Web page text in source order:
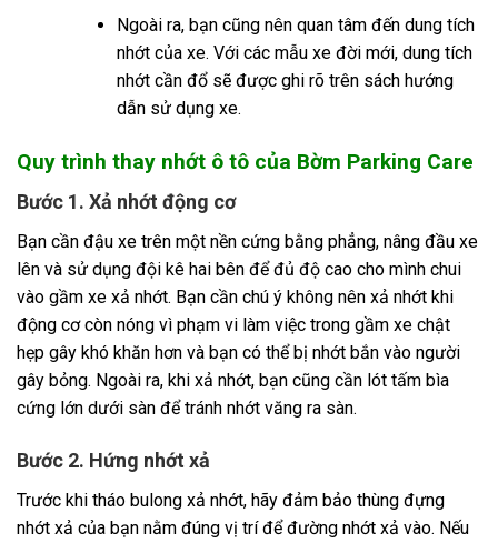
Ngoài ra, bạn cũng nên quan tâm đến dung tích
nhớt của xe. Với các mẫu xe đời mới, dung tích
nhớt cần đổ sẽ được ghi rõ trên sách hướng
dẫn sử dụng xe.
Quy trình thay nhớt ô tô của Bờm Parking Care
Bước 1. Xả nhớt động cơ
Bạn cần đậu xe trên một nền cứng bằng phẳng, nâng đầu xe
lên và sử dụng đội kê hai bên để đủ độ cao cho mình chui
vào gầm xe xả nhớt. Bạn cần chú ý không nên xả nhớt khi
động cơ còn nóng vì phạm vi làm việc trong gầm xe chật
hẹp gây khó khăn hơn và bạn có thể bị nhớt bắn vào người
gây bỏng. Ngoài ra, khi xả nhớt, bạn cũng cần lót tấm bìa
cứng lớn dưới sàn để tránh nhớt văng ra sàn.
Bước 2. Hứng nhớt xả
Trước khi tháo bulong xả nhớt, hãy đảm bảo thùng đựng
nhớt xả của bạn nằm đúng vị trí để đường nhớt xả vào. Nếu